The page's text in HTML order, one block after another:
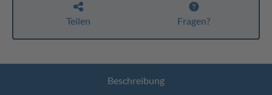
Teilen Fragen?
Beschreibung